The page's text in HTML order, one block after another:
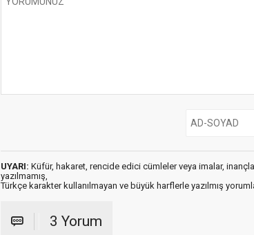
UYARI: Küfür, hakaret, rencide edici cümleler veya imalar,
yazılmamış,
Türkçe karakter kullanılmayan ve büyük harflerle yazılmış
3 Yorum